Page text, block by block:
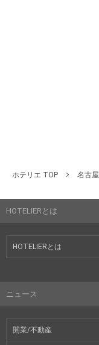
ホテリエ TOP 名古屋
HOTELIERとは
HOTELIERとは
ニュース
開業/不動産